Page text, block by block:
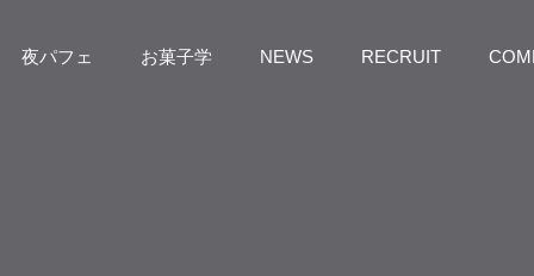
夜パフェ お菓子学 NEWS RECRUIT